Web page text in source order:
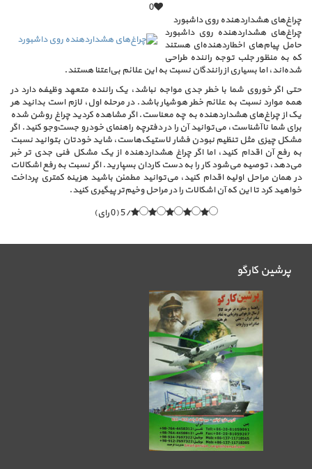
0
چراغ‌های هشداردهنده روی داشبورد
چراغ‌های هشداردهنده روی داشبورد
حامل پیام‌های اخطاردهنده‌ای هستند
که به منظور جلب توجه راننده طراحی
شده‌اند، اما بسیاری از رانندگان نسبت به این علائم بی‌اعتنا هستند.
حتی اگر خوروی شما با خطر جدی مواجه نباشد، یک راننده متعهد وظیفه دارد در
همه موارد نسبت به علائم خطر هوشیار باشد. در مرحله اول، لازم است بدانید هر
یک از چراغ‌های هشداردهنده به چه معناست. اگر مشاهده کردید چراغ روشن شده
برای شما ناآشناست، می‌توانید آن را در دفترچه راهنمای خودرو جست‌وجو کنید. اگر
مشکل چیزی مثل تنظیم نبودن فشار لاستیک‌هاست، شاید خودتان بتوانید نسبت
به رفع آن اقدام کنید، اما اگر چراغ هشداردهنده از یک مشکل فنی جدی تر خبر
می‌دهد، توصیه می‌شود کار را به دست کاردان بسپارید. اگر نسبت به رفع اشکالات
در همان مراحل اولیه اقدام کنید، می‌توانید مطمئن باشید هزینه کمتری پرداخت
خواهید کرد تا این که آن اشکالات را در مراحل وخیم‌تر پیگیری کنید.
/5 (0 رای)
پرشین کارگو